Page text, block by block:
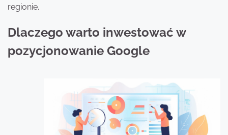
regionie.
Dlaczego warto inwestować w
pozycjonowanie Google